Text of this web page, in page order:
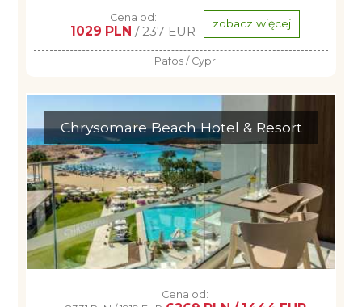
Cena od:
1029 PLN / 237 EUR zobacz więcej
Pafos / Cypr
Chrysomare Beach Hotel & Resort
Cena od: